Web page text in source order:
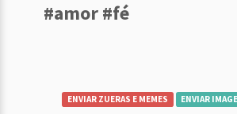
#amor #fé
ENVIAR ZUERAS E MEMES ENVIAR